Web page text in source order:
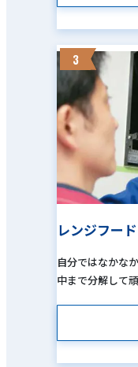
3
レンジフー
自分ではなかな
中まで分解して